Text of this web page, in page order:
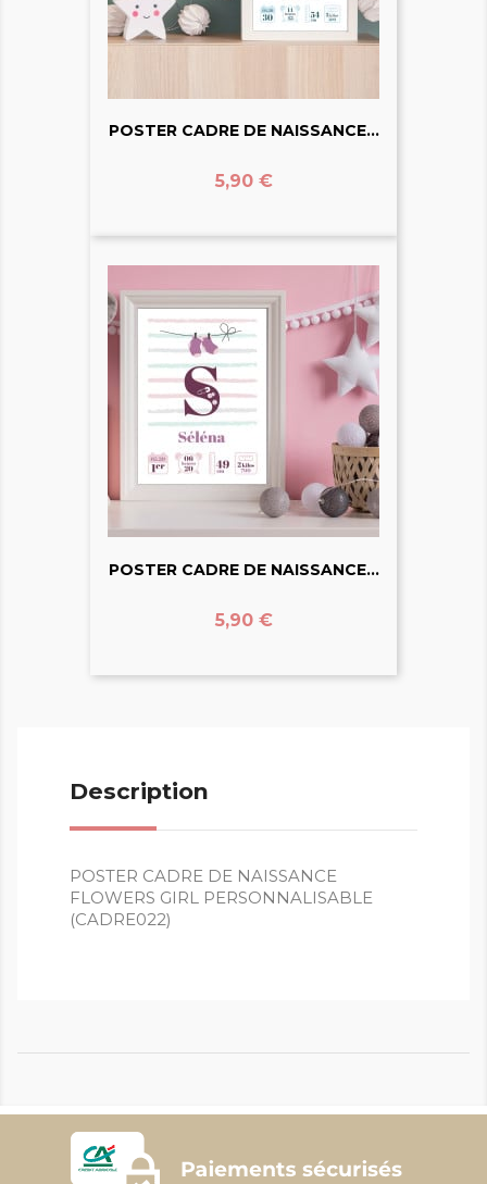
POSTER CADRE DE NAISSANCE...
Prix
5,90 €
POSTER CADRE DE NAISSANCE...
Prix
5,90 €
Description
POSTER CADRE DE NAISSANCE
FLOWERS GIRL PERSONNALISABLE
(CADRE022)